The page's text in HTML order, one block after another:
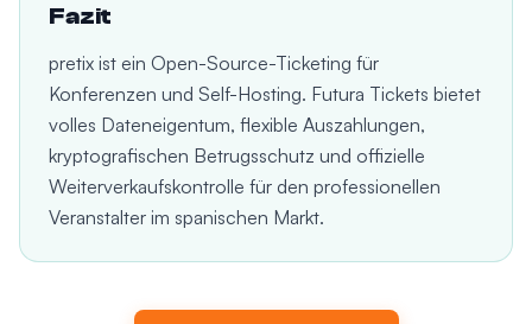
Fazit
pretix ist ein Open-Source-Ticketing für
Konferenzen und Self-Hosting. Futura Tickets bietet
volles Dateneigentum, flexible Auszahlungen,
kryptografischen Betrugsschutz und offizielle
Weiterverkaufskontrolle für den professionellen
Veranstalter im spanischen Markt.